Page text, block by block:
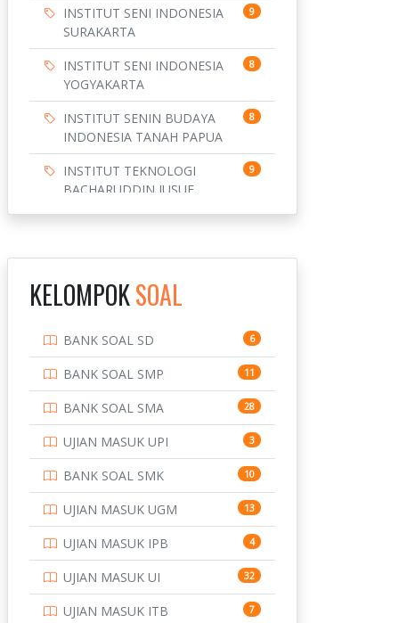
INSTITUT SENI INDONESIA
SURAKARTA
9
INSTITUT SENI INDONESIA
YOGYAKARTA
8
INSTITUT SENIN BUDAYA
INDONESIA TANAH PAPUA
8
INSTITUT TEKNOLOGI
BACHARUDDIN JUSUF
9
BANDUNG
INSTITUT TEKNOLOGI
INSTITUT TEKNOLOGI
SEPULUH NOVEMBER
10
INSTITUT TEKNOLOGI
SUMATERA
9
IPDN / STPDN 148
PENDIDIKAN 943
PERBANKAN 3
POLRI 169
POLTEK SSN 7
4
KELOMPOKSOAL
BANK SOAL SD 6
BANK SOAL SMP 11
BANK SOAL SMA 28
UJIAN MASUK UPI 3
BANK SOAL SMK 10
UJIAN MASUK UGM 13
UJIAN MASUK IPB 4
UJIAN MASUK UI 32
UJIAN MASUK ITB 7